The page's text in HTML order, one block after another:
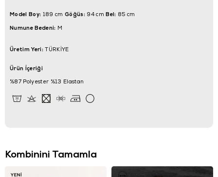
Model Boy: 189 cm Göğüs:94 cmBel: 85 cm
Numune Bedeni: M
Üretim Yeri:TÜRKİYE
Ürün İçeriği
%87 Polyester %13 Elastan
Kombinini Tamamla